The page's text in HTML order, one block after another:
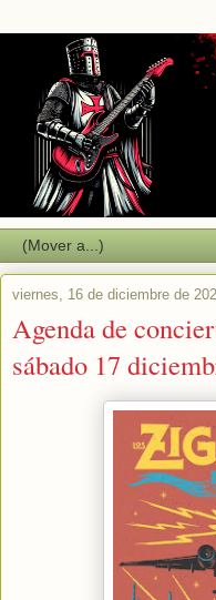
viernes, 16 de diciembre de
Agenda de
sábado 17